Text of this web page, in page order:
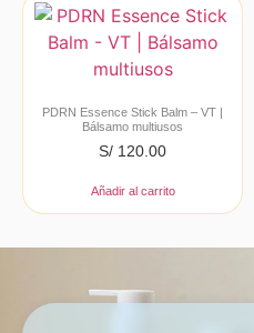
PDRN Essence Stick Balm – VT |
Bálsamo multiusos
S/ 120.00
Añadir al carrito